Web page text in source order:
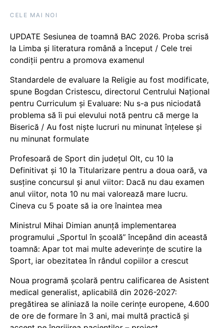
CELE MAI NOI
UPDATE Sesiunea de toamnă BAC 2026. Proba scrisă
la Limba și literatura română a început / Cele trei
condiții pentru a promova examenul
Standardele de evaluare la Religie au fost modificate,
spune Bogdan Cristescu, directorul Centrului Național
pentru Curriculum și Evaluare: Nu s-a pus niciodată
problema să îi pui elevului notă pentru că merge la
Biserică / Au fost niște lucruri nu minunat înțelese și
nu minunat formulate
Profesoară de Sport din județul Olt, cu 10 la
Definitivat și 10 la Titularizare pentru a doua oară, va
susține concursul și anul viitor: Dacă nu dau examen
anul viitor, nota 10 nu mai valorează mare lucru.
Cineva cu 5 poate să ia ore înaintea mea
Ministrul Mihai Dimian anunță implementarea
programului „Sportul în școală” începând din această
toamnă: Apar tot mai multe adeverințe de scutire la
Sport, iar obezitatea în rândul copiilor a crescut
Noua programă școlară pentru calificarea de Asistent
medical generalist, aplicabilă din 2026-2027:
pregătirea se aliniază la noile cerințe europene, 4.600
de ore de formare în 3 ani, mai multă practică și